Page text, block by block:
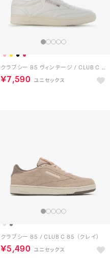
クラブシー 85 ヴィンテージ / CLUB C 85 VINTAGE （PK）
￥7,590
クラブシー 85 / CLUB C 85 （クレイ）
￥5,490